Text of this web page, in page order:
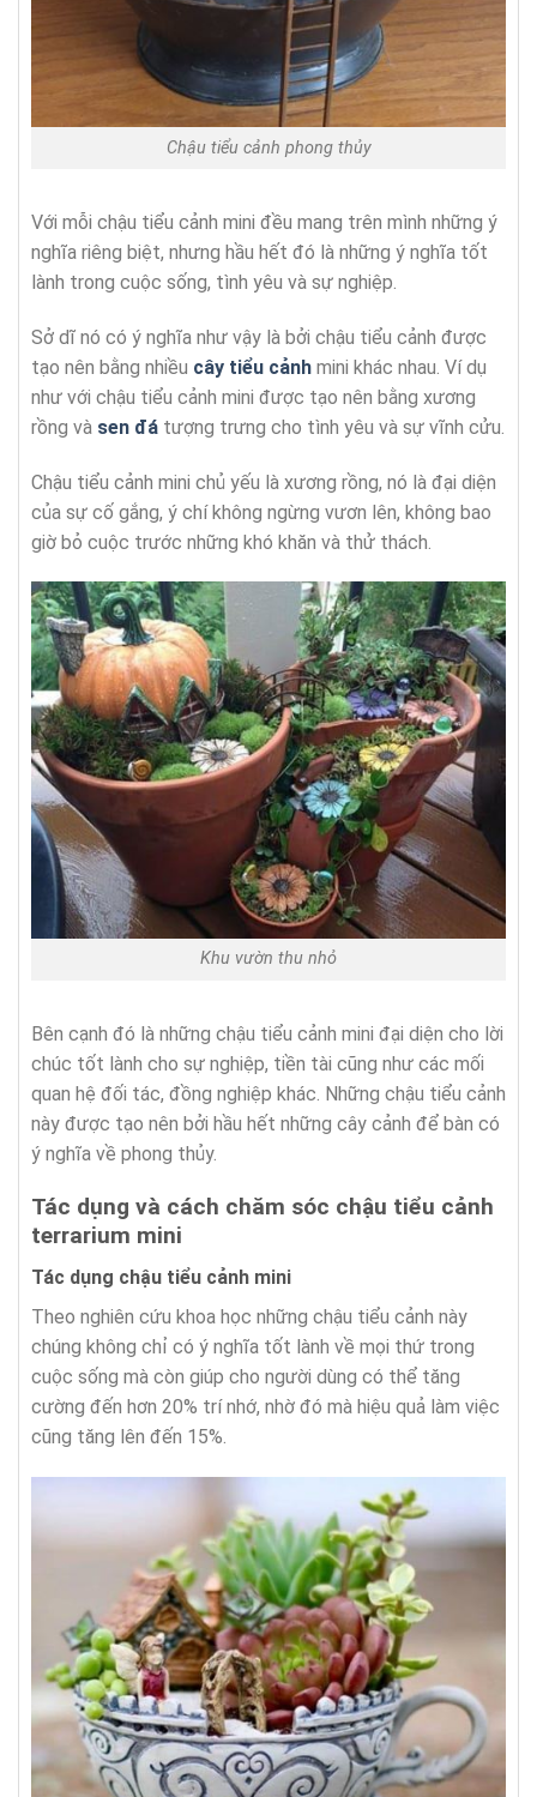
Chậu tiểu cảnh phong thủy
Với mỗi chậu tiểu cảnh mini đều mang trên mình những ý
nghĩa riêng biệt, nhưng hầu hết đó là những ý nghĩa tốt
lành trong cuộc sống, tình yêu và sự nghiệp.
Sở dĩ nó có ý nghĩa như vậy là bởi chậu tiểu cảnh được
tạo nên bằng nhiều cây tiểu cảnh mini khác nhau. Ví dụ
như với chậu tiểu cảnh mini được tạo nên bằng xương
rồng và sen đá tượng trưng cho tình yêu và sự vĩnh cửu.
Chậu tiểu cảnh mini chủ yếu là xương rồng, nó là đại diện
của sự cố gắng, ý chí không ngừng vươn lên, không bao
giờ bỏ cuộc trước những khó khăn và thử thách.
Khu vườn thu nhỏ
Bên cạnh đó là những chậu tiểu cảnh mini đại diện cho lời
chúc tốt lành cho sự nghiệp, tiền tài cũng như các mối
quan hệ đối tác, đồng nghiệp khác. Những chậu tiểu cảnh
này được tạo nên bởi hầu hết những cây cảnh để bàn có
ý nghĩa về phong thủy.
Tác dụng và cách chăm sóc chậu tiểu cảnh
terrarium mini
Tác dụng chậu tiểu cảnh mini
Theo nghiên cứu khoa học những chậu tiểu cảnh này
chúng không chỉ có ý nghĩa tốt lành về mọi thứ trong
cuộc sống mà còn giúp cho người dùng có thể tăng
cường đến hơn 20% trí nhớ, nhờ đó mà hiệu quả làm việc
cũng tăng lên đến 15%.